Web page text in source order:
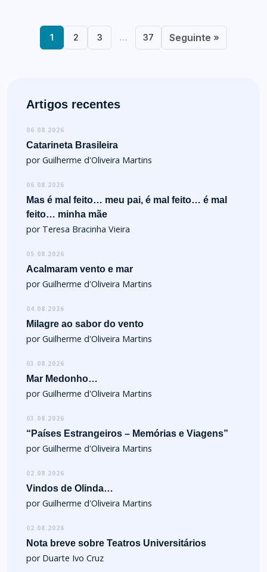
1 2 3 … 37 Seguinte »
Artigos recentes
06.08.2026
Catarineta Brasileira
por Guilherme d'Oliveira Martins
06.08.2026
Mas é mal feito… meu pai, é mal feito… é mal
feito… minha mãe
por Teresa Bracinha Vieira
05.08.2026
Acalmaram vento e mar
por Guilherme d'Oliveira Martins
04.08.2026
Milagre ao sabor do vento
por Guilherme d'Oliveira Martins
03.08.2026
Mar Medonho…
por Guilherme d'Oliveira Martins
03.08.2026
“Países Estrangeiros – Memórias e Viagens”
por Guilherme d'Oliveira Martins
02.08.2026
Vindos de Olinda…
por Guilherme d'Oliveira Martins
02.08.2026
Nota breve sobre Teatros Universitários
por Duarte Ivo Cruz